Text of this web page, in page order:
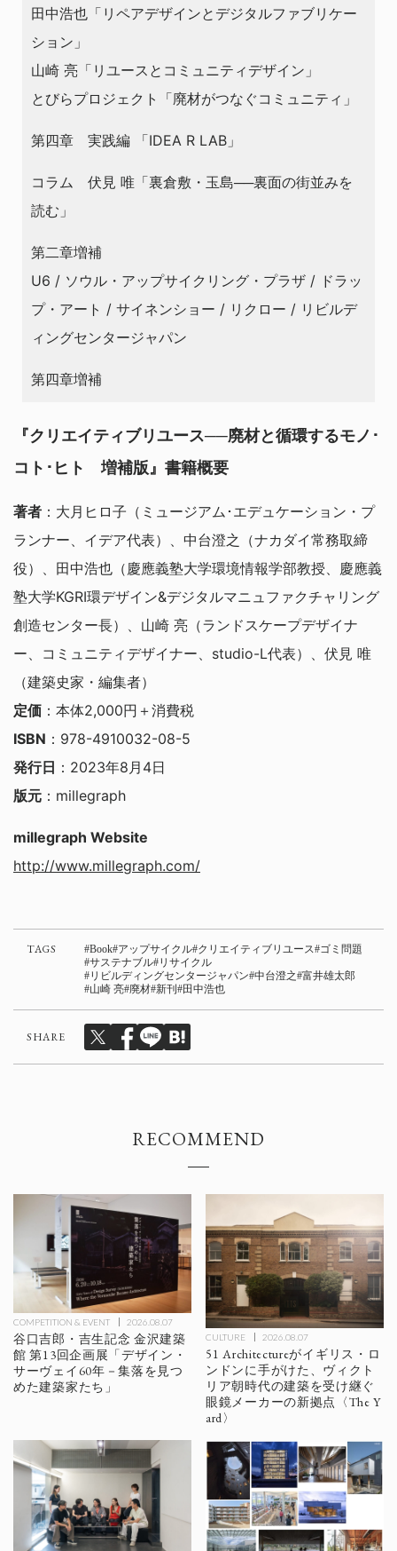
田中浩也「リペアデザインとデジタルファブリケー
ション」
山崎 亮「リユースとコミュニティデザイン」
とびらプロジェクト「廃材がつなぐコミュニティ」
第四章 実践編 「IDEA R LAB」
コラム 伏見 唯「裏倉敷・玉島──裏面の街並みを
読む」
第二章増補
U6 / ソウル・アップサイクリング・プラザ / ドラッ
プ・アート / サイネンショー / リクロー / リビルデ
ィングセンタージャパン
第四章増補
『クリエイティブリユース──廃材と循環するモノ･
コト･ヒト 増補版』書籍概要
著者 ：大月ヒロ子（ミュージアム･エデュケーション・プ
ランナー、イデア代表）、中台澄之（ナカダイ常務取締
役）、田中浩也（慶應義塾大学環境情報学部教授、慶應義
塾大学KGRI環デザイン&デジタルマニュファクチャリング
創造センター長）、山崎 亮（ランドスケープデザイナ
ー、コミュニティデザイナー、studio-L代表）、伏見 唯
（建築史家・編集者）
定価 ：本体2,000円＋消費税
ISBN ：978-4910032-08-5
発行日 ：2023年8月4日
版元 ：millegraph
millegraph Website
http://www.millegraph.com/
TAGS Book アップサイクル クリエイティブリユース ゴミ問題
サステナブル リサイクル
リビルディングセンタージャパン 中台澄之 富井雄太郎
山崎 亮 廃材 新刊 田中浩也
SHARE
RECOMMEND
COMPETITION & EVENT 2026.08.07
谷口吉郎・吉生記念 金沢建築
館 第13回企画展「デザイン・
サーヴェイ60年－集落を見つ
めた建築家たち」
CULTURE 2026.08.07
51 Architectureがイギリス・ロ
ンドンに手がけた、ヴィクト
リア朝時代の建築を受け継ぐ
眼鏡メーカーの新拠点〈The Y
ard〉